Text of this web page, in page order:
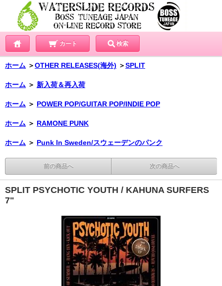
カート 検索
ホーム ＞OTHER RELEASES(海外) ＞SPLIT
ホーム ＞ 新入荷＆再入荷
ホーム ＞ POWER POP/GUITAR POP/INDIE POP
ホーム ＞ RAMONE PUNK
ホーム ＞ Punk In Sweden/スウェーデンのパンク
前の商品へ 次の商品へ
SPLIT PSYCHOTIC YOUTH / KAHUNA SURFERS
7"